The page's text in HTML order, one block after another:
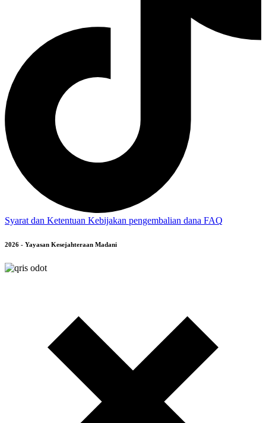
Syarat dan Ketentuan Kebijakan pengembalian dana FAQ
2026 - Yayasan Kesejahteraan Madani